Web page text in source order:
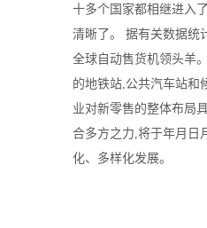
十多个国家都相继进入
清晰了。 据有关数据统
全球自动售货机领头羊
的地铁站,公共汽车站和
业对新零售的整体布局
合多方之力,将于年月日
化、多样化发展。